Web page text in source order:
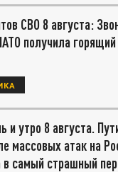
СВО 8 августа:
получила
и утро 8 августа.
массовых атак на
в самый страшный